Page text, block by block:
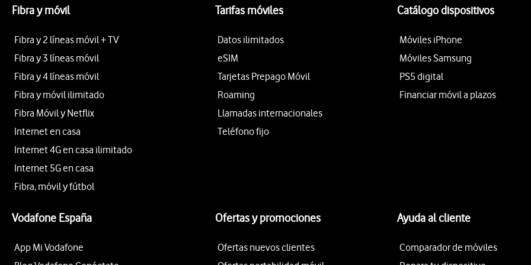
Fibra y móvil
Fibra y 2 líneas móvil + TV
Fibra y 3 líneas móvil
Fibra y 4 líneas móvil
Fibra y móvil ilimitado
Fibra Móvil y Netflix
Internet en casa
Internet 4G en casa ilimitado
Internet 5G en casa
Fibra, móvil y fútbol
Tarifas móviles
Datos ilimitados
eSIM
Tarjetas Prepago Móvil
Roaming
Llamadas internacionales
Teléfono fijo
Catálogo dispositivos
Móviles iPhone
Móviles Samsung
PS5 digital
Financiar móvil a plazos
Vodafone España
App Mi Vodafone
Ofertas y promociones
Ofertas nuevos clientes
Ayuda al cliente
Comparador de móviles